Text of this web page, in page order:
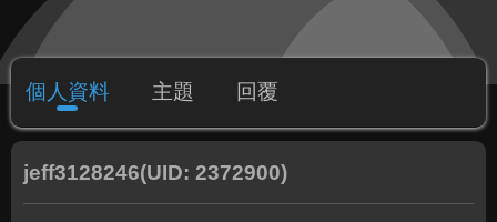
個人資料 主題 回覆
jeff3128246(UID: 2372900)